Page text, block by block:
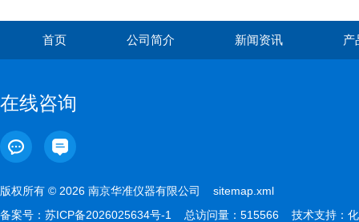
首页 公司简介 新闻资讯 产
在线咨询
版权所有 © 2026 南京华准仪器有限公司 sitemap.xml
备案号： 苏ICP备2026025634号-1 总访问量：515566 技术支持： 化